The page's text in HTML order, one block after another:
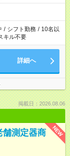
/ シフト勤務 / 10名以
キル不要
詳細へ
掲載日：2026.08.06
NEW
舗測定器商